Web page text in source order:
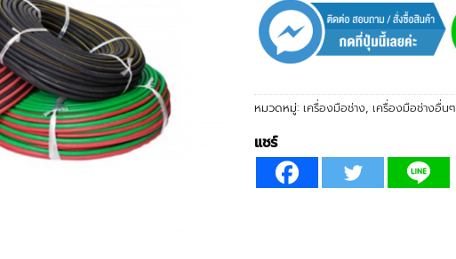
หมวดหมู่: เครื่องมือช่าง, เครื่องมือช่างอื่นๆ
แชร์